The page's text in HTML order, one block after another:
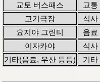
교토 버스패스
교통
고기극장
식사
요지야 그린티
음료
이자카야
식사
기타(음료, 우산 등등)
기타